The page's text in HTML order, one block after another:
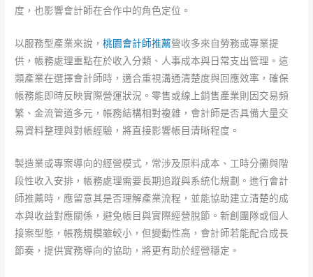
度，也影響會計師在合作中的角色定位。
以服務型產業來說，桃園會計師推薦營收多來自勞務或專業提
供，帳務處理重點在於收入分類、人事成本與日常支出管理。這
類產業在選擇會計師時，適合重視溝通清楚度與回應效率，確保
帳務能即時反映實際營運狀況。零售或線上銷售產業則因交易頻
繁、金流管道多元，帳務結構相對複雜，會計師是否具備大量交
易資料整理與對帳經驗，將直接影響帳目清晰程度。
製造業或專案導向的經營模式，常涉及原料成本、工時分攤與階
段性收入安排，帳務處理需要長期追蹤與系統化規劃。進行會計
師推薦時，應留意其是否理解產業流程，並能協助建立清楚的成
本與收益對應關係，避免帳目與實際經營脫節。新創團隊或個人
接案型態，帳務規模雖較小，但變動性高，會計師若能配合成長
節奏，提供實務導向的協助，將更有助於經營穩定。